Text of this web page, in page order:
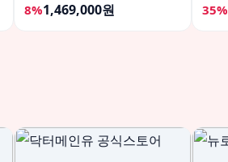
8%1,469,000원 35%